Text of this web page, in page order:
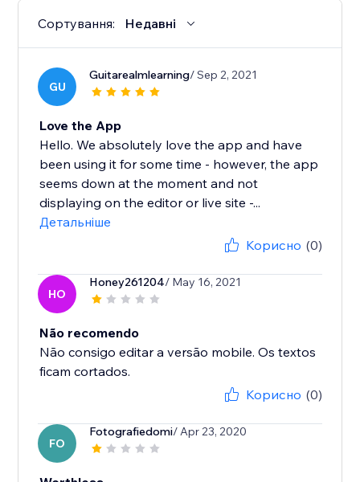
Сортування: Недавні
GU
Guitarealmlearning/ Sep 2, 2021
Love the App
Hello. We absolutely love the app and have
been using it for some time - however, the app
seems down at the moment and not
displaying on the editor or live site -...
Детальніше
Корисно (0)
HO
Honey261204/ May 16, 2021
Não recomendo
Não consigo editar a versão mobile. Os textos
ficam cortados.
Корисно (0)
FO
Fotografiedomi/ Apr 23, 2020